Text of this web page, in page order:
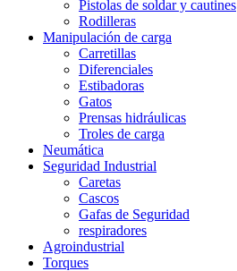
Pistolas de soldar y cautines
Rodilleras
Manipulación de carga
Carretillas
Diferenciales
Estibadoras
Gatos
Prensas hidráulicas
Troles de carga
Neumática
Seguridad Industrial
Caretas
Cascos
Gafas de Seguridad
respiradores
Agroindustrial
Torques